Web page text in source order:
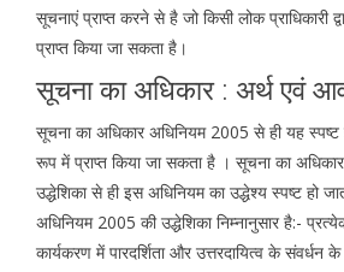
सूचनाएं प्राप्त करने से है जो किसी लोक प्राधिकारी
प्राप्त किया जा सकता है।
सूचना का अधिकार : अर्थ एवं
सूचना का अधिकार अधिनियम 2005 से ही यह
रूप में प्राप्त किया जा सकता है । सूचना का
उद्धेशिका से ही इस अधिनियम का उद्धेश्य स्पष्ट हो
अधिनियम 2005 की उद्धेशिका निम्नानुसार है:-
कार्यकरण में पारदर्शिता और उत्तरदायित्व के संवर्धन